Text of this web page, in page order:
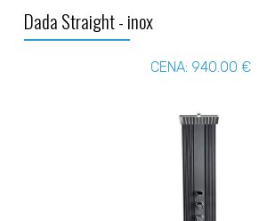
Dada Straight - inox
CENA: 940.00 €